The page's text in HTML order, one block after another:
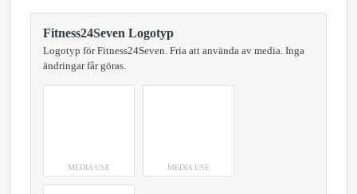
Fitness24Seven Logotyp
Logotyp för Fitness24Seven. Fria att använda av media. Inga
ändringar får göras.
MEDIA USE MEDIA USE